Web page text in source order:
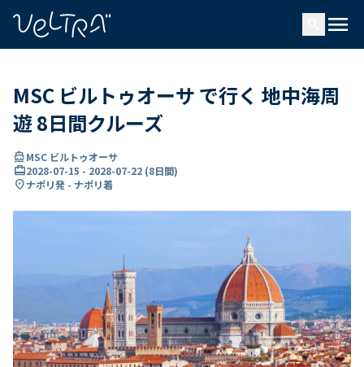
menu
MSC ビルトゥオーサ で行く 地中海周
遊 8日間クルーズ
directions_boatMSC ビルトゥオーサ
card_travel2028-07-15 - 2028-07-22 (8日間)
location_onナポリ発 - ナポリ着